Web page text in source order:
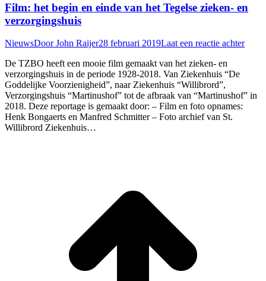
Film: het begin en einde van het Tegelse zieken- en
verzorgingshuis
NieuwsDoorJohn Raijer28 februari 2019Laat een reactie achter
De TZBO heeft een mooie film gemaakt van het zieken- en
verzorgingshuis in de periode 1928-2018. Van Ziekenhuis “De
Goddelijke Voorzienigheid”, naar Ziekenhuis “Willibrord”,
Verzorgingshuis “Martinushof” tot de afbraak van “Martinushof” in
2018. Deze reportage is gemaakt door: – Film en foto opnames:
Henk Bongaerts en Manfred Schmitter – Foto archief van St.
Willibrord Ziekenhuis…